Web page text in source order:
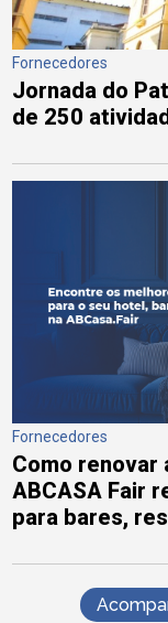
Fornecedores
Jornada do
de 250
Fornecedores
Como renovar
ABCASA Fair
para bares,